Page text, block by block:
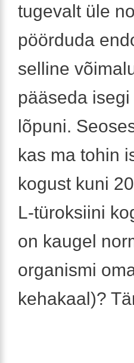
tugevalt üle
pöörduda
selline
pääseda
lõpuni.
kas ma tohin
kogust kuni
L-türoksiini
on kaugel
organismi
kehakaal)?